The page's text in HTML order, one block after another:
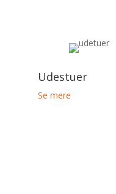
Udestuer
Se mere